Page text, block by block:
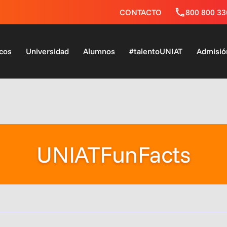
CONTACTO 800 800
Universidad Alumnos #talentoUNIAT
UNIATFunFacts